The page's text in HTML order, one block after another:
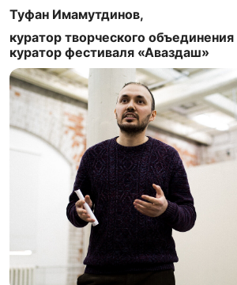
Туфан Имамутдинов,
куратор творческого
куратор фестиваля «Аваздаш»